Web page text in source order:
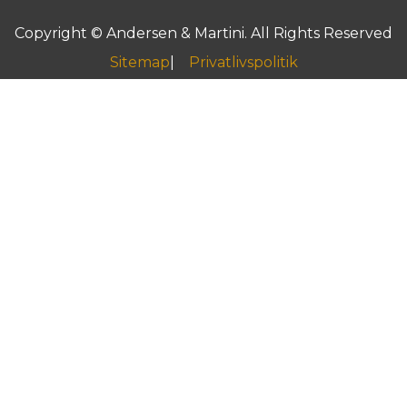
Copyright © Andersen & Martini. All Rights Reserved
Sitemap
Privatlivspolitik